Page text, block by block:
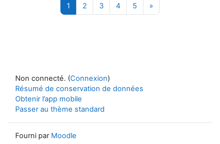
1 Page 1
2 Page 2
3Page 3
4Page 4
5 Page 5
»
Non connecté. (Connexion)
Résumé de conservation de données
Obtenir l’app mobile
Passer au thème standard
Fourni par Moodle